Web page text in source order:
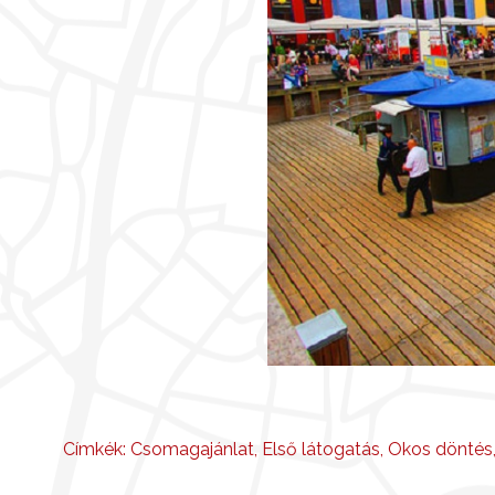
Címkék: Csomagajánlat, Első látogatás, Okos döntés,